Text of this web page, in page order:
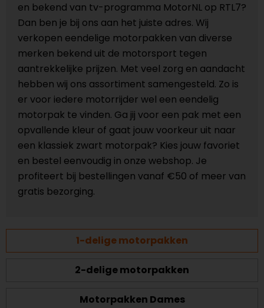
en bekend van tv-programma MotorNL op RTL7?
Dan ben je bij ons aan het juiste adres. Wij
verkopen eendelige motorpakken van diverse
merken bekend uit de motorsport tegen
aantrekkelijke prijzen. Met veel zorg en aandacht
hebben wij ons assortiment samengesteld. Zo is
er voor iedere motorrijder wel een eendelig
motorpak te vinden. Ga jij voor een pak met een
opvallende kleur of gaat jouw voorkeur uit naar
een klassiek zwart motorpak? Kies jouw favoriet
en bestel eenvoudig in onze webshop. Je
profiteert bij bestellingen vanaf €50 of meer van
gratis bezorging.
1-delige motorpakken
2-delige motorpakken
Motorpakken Dames